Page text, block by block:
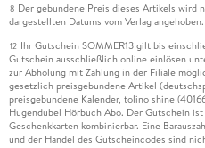
8 Der gebundene Preis dieses Artikels wird
dargestellten Datums vom Verlag angehoben.
12 Ihr Gutschein SOMMER13 gilt bis
Gutschein ausschließlich online einlösen
zur Abholung mit Zahlung in der Filiale
gesetzlich preisgebundene Artikel
preisgebundene Kalender, tolino shine
Hugendubel Hörbuch Abo. Der Gutschein
Geschenkkarten kombinierbar. Eine
und der Handel des Gutscheincodes sind